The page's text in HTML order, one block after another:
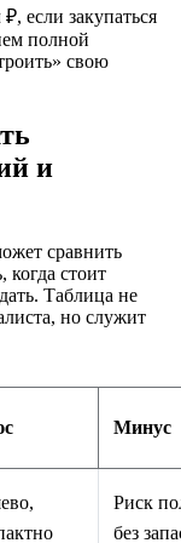
если закупаться
полной
свою
и
сравнить
стоит
Таблица не
но служит
Минус
Риск
без